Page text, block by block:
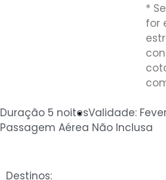
*
for
Duração 5 noitesValidade:
Passagem Aérea Não Inclusa
Destinos: